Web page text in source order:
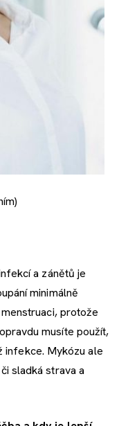
a zánětů je
minimálně
protože
musíte použít,
infekce. Mykózu ale
sladká strava a